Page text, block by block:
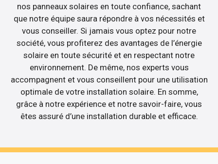
nos panneaux solaires en toute confiance, sachant
que notre équipe saura répondre à vos nécessités et
vous conseiller. Si jamais vous optez pour notre
société, vous profiterez des avantages de l’énergie
solaire en toute sécurité et en respectant notre
environnement. De même, nos experts vous
accompagnent et vous conseillent pour une utilisation
optimale de votre installation solaire. En somme,
grâce à notre expérience et notre savoir-faire, vous
êtes assuré d’une installation durable et efficace.